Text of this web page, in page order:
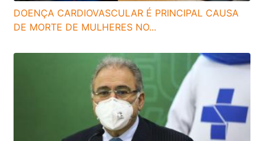
DOENÇA CARDIOVASCULAR É PRINCIPAL CAUSA
DE MORTE DE MULHERES NO...